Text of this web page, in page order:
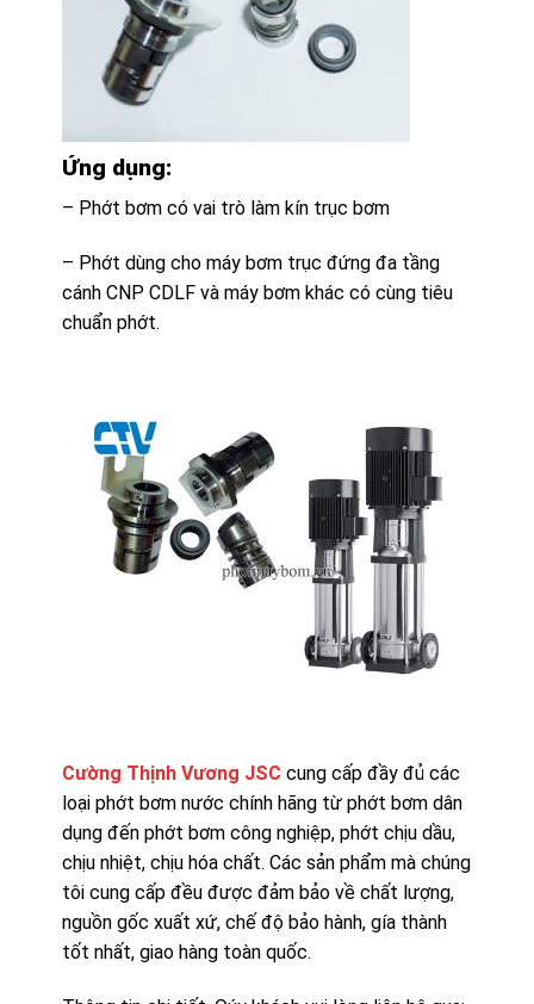
Ứng dụng:
– Phớt bơm có vai trò làm kín trục bơm
– Phớt dùng cho máy bơm trục đứng đa tầng
cánh CNP CDLF và máy bơm khác có cùng tiêu
chuẩn phớt.
Cường Thịnh Vương JSC cung cấp đầy đủ các
loại phớt bơm nước chính hãng từ phớt bơm dân
dụng đến phớt bơm công nghiệp, phớt chịu dầu,
chịu nhiệt, chịu hóa chất. Các sản phẩm mà chúng
tôi cung cấp đều được đảm bảo về chất lượng,
nguồn gốc xuất xứ, chế độ bảo hành, gía thành
tốt nhất, giao hàng toàn quốc.